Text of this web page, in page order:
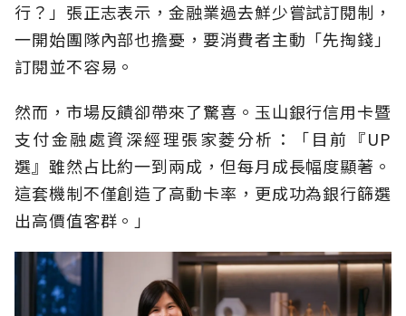
行？」張正志表示，金融業過去鮮少嘗試訂閱制，
一開始團隊內部也擔憂，要消費者主動「先掏錢」
訂閱並不容易。
然而，市場反饋卻帶來了驚喜。玉山銀行信用卡暨
支付金融處資深經理張家菱分析：「目前『UP
選』雖然占比約一到兩成，但每月成長幅度顯著。
這套機制不僅創造了高動卡率，更成功為銀行篩選
出高價值客群。」